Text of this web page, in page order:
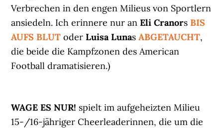
Verbrechen in den engen Milieus von Sportlern
ansiedeln. Ich erinnere nur anEli Cranors BIS
AUFS BLUT oderLuisa LunasABGETAUCHT,
die beide die Kampfzonen des American
Football dramatisieren.)
WAGE ES NUR! spielt im aufgeheizten Milieu
15-/16-jähriger Cheerleaderinnen, die um die